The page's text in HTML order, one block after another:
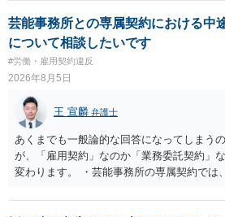
芸能事務所との専属契約における中
について相談したいです
#労働・雇用契約違反
2026年8月5日
王 宣麟 弁護士
あくまでも一般論的な回答になってしまう
が、「雇用契約」なのか「業務委託契約」
変わります。 ・芸能事務所の専属契約では
務上よくあるからといって当然に適法とい